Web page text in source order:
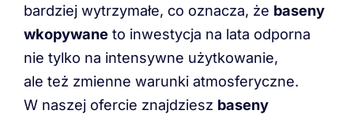
bardziej wytrzymałe, co oznacza, że baseny
wkopywane to inwestycja na lata odporna
nie tylko na intensywne użytkowanie,
ale też zmienne warunki atmosferyczne.
W naszej ofercie znajdziesz baseny